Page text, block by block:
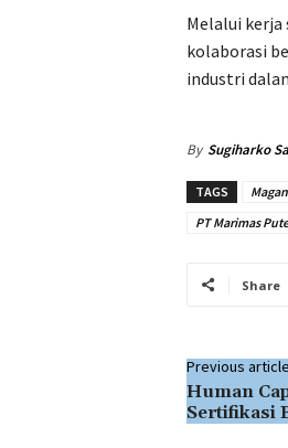
Melalui kerja
kolaborasi
industri
By Sugiharko
TAGS
PT Marimas
Share
Previous article
Human
Sertifikasi